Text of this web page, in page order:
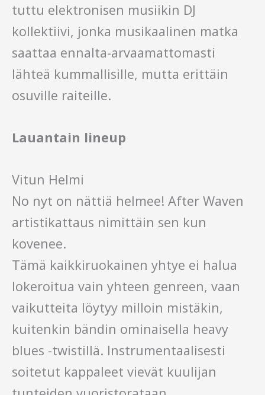
tuttu elektronisen musiikin DJ
kollektiivi, jonka musikaalinen matka
saattaa ennalta-arvaamattomasti
lähteä kummallisille, mutta erittäin
osuville raiteille.
Lauantain lineup
Vitun Helmi
No nyt on nättiä helmee! After Waven
artistikattaus nimittäin sen kun
kovenee.
Tämä kaikkiruokainen yhtye ei halua
lokeroitua vain yhteen genreen, vaan
vaikutteita löytyy milloin mistäkin,
kuitenkin bändin ominaisella heavy
blues -twistillä. Instrumentaalisesti
soitetut kappaleet vievät kuulijan